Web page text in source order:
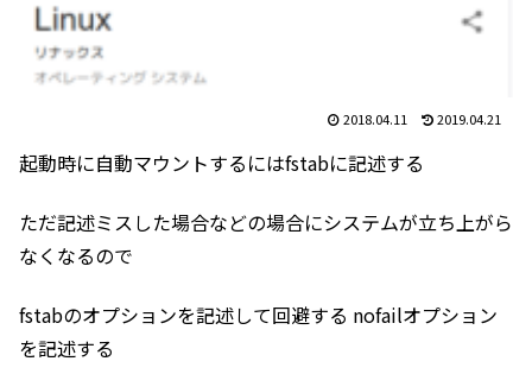
2018.04.11 2019.04.21
起動時に自動マウントするにはfstabに記述する
ただ記述ミスした場合などの場合にシステムが立ち上がら
なくなるので
fstabのオプションを記述して回避する nofailオプション
を記述する